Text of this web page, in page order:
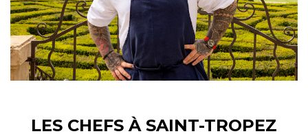
LES CHEFS À SAINT-TROPEZ